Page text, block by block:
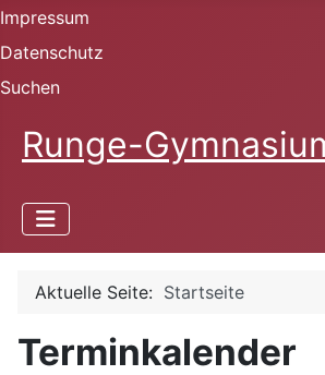
Impressum
Datenschutz
Suchen
Runge-
Aktuelle Seite: Startseite
Terminkalender